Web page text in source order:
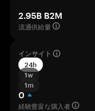
2.95B B2M
流通供給量
インサイト
24h
1w
1m
0
経験豊富な購入者